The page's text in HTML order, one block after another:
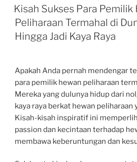
ON
Kisah Sukses Para Pemilik
Peliharaan Termahal di
Hingga Jadi Kaya Raya
Apakah Anda pernah mendengar
para pemilik hewan peliharaan
Mereka yang dulunya hidup dari
kaya raya berkat hewan peliharaan
Kisah-kisah inspiratif ini
passion dan kecintaan terhadap
membawa keberuntungan dan